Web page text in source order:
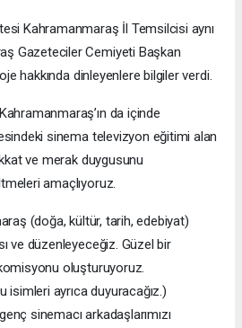
Kahramanmaraş İl Temsilcisi aynı
Gazeteciler Cemiyeti Başkan
hakkında dinleyenlere bilgiler verdi.
da içinde
sinema televizyon eğitimi alan
ve merak duygusunu
amaçlıyoruz.
(doğa, kültür, tarih, edebiyat)
ve düzenleyeceğiz. Güzel bir
oluşturuyoruz.
isimleri ayrıca duyuracağız.)
sinemacı arkadaşlarımızı